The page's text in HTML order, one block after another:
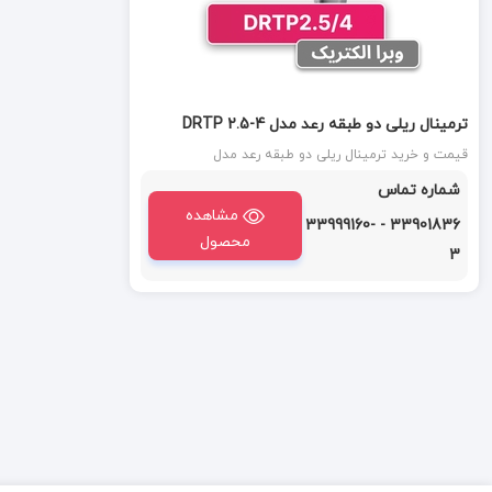
ترمینال ریلی دو طبقه رعد مدل DRTP 2.5-4
قیمت و خرید ترمینال ریلی دو طبقه رعد مدل
2.5 رعد دارای سیم گیری به صورت پیچی با سطح مقطع ۴
میلی متر است.
شماره تماس
33901836 - 33999160-
3
مشاهده
محصول